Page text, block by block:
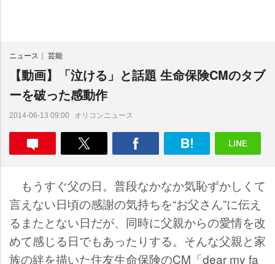
ニュース 芸能
【動画】「泣ける」と話題 生命保険CMのタブ
ーを破った感動作
2014-06-13 09:00 オリコンニュース
もうすぐ父の日。普段なかなか気恥ずかしくて
言えない日頃の感謝の気持ちを“お父さん”に伝え
るまたとない日だが、同時に父親からの愛情を改
めて感じる日でもあったりする。そんな父親と家
族の絆を描いた住友生命保険のCM「dear my fa